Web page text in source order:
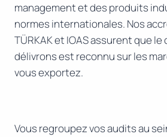
management et des produits
normes internationales. Nos
TÜRKAK et IOAS assurent que
délivrons est reconnu sur les
vous exportez.
Vous regroupez vos audits au